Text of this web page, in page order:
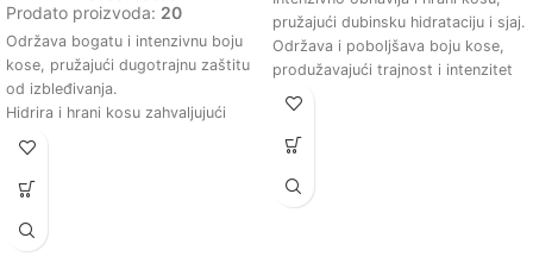
Prodato proizvoda: 20
Održava bogatu i intenzivnu boju
kose, pružajući dugotrajnu zaštitu
od izbleđivanja.
Hidrira i hrani kosu zahvaljujući
prirodnim sastojcima, čineći je
mekom i sjajnom.
Obogaćen kakaom, pruža dubinsku
izgled kose.
pružajući dubinsku hidrataciju i sjaj.
Održava i poboljšava boju kose,
produžavajući trajnost i intenzitet
smeđih tonova.
Formulacija obogaćena prirodnim
sastojcima koji pomažu u zaštiti
uticaja.